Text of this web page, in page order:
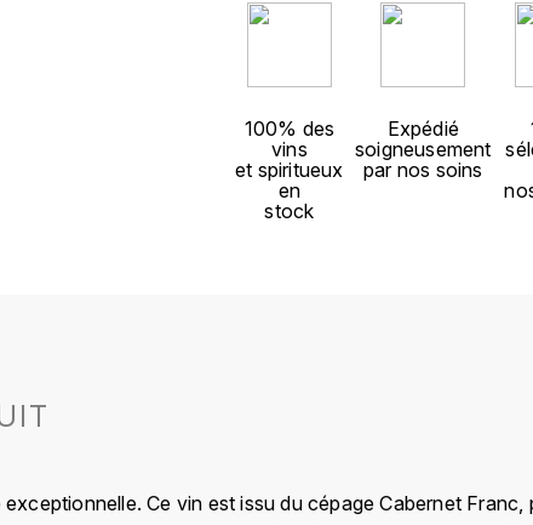
100% des
vins
et spiritueux
en
stock
Expédié
soigneusement
par nos soins
Ce vin est issu du cépage Cabernet Franc,